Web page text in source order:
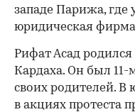
западе Парижа, где
юридическая
Рифат Асад родился
Кардаха. Он был
своих родителей. В
в акциях протеста